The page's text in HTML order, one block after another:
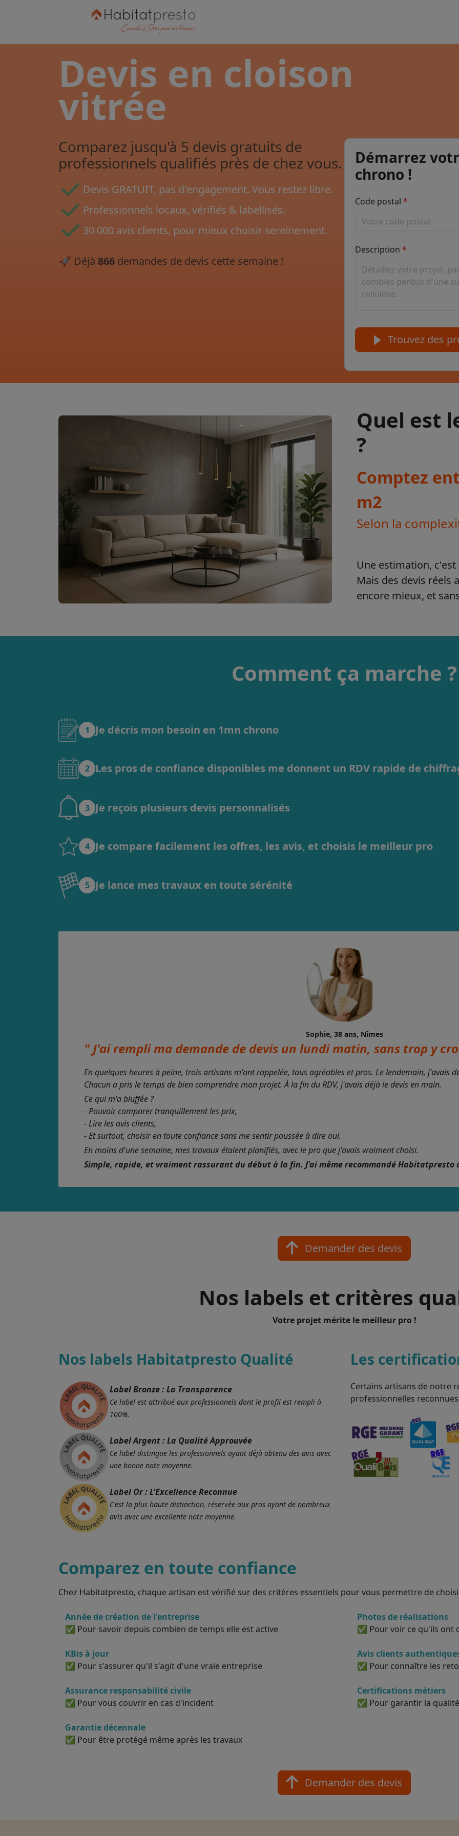
Devis en cloison
vitrée
Comparez jusqu'à 5 devis gratuits de
professionnels qualifiés près de chez vous.
Devis GRATUIT, pas d'engagement. Vous restez libre.
Professionnels locaux, vérifiés & labellisés.
30 000 avis clients, pour mieux choisir sereinement.
🚀 Déjà 866 demandes de devis cette semaine !
Démarrez
chrono !
Code postal
Description
Trouvez des
Quel est
?
Comptez
m2
Selon la
Une estimation, c'est
Mais des devis réels
encore mieux, et
Comment ça marche ?
1 Je décris mon besoin en 1mn chrono
2 Les pros de confiance disponibles me donnent un RDV rapide de
3 Je reçois plusieurs devis personnalisés
4 Je compare facilement les offres, les avis, et choisis le meilleur pro
5 Je lance mes travaux en toute sérénité
Sophie, 38 ans, Nîmes
" J'ai rempli ma demande de devis un lundi matin, sans trop y
En quelques heures à peine, trois artisans m'ont rappelée, tous agréables et pros. Le lendemain, j'avais
Chacun a pris le temps de bien comprendre mon projet. À la fin du RDV, j'avais déjà le devis en main.
Ce qui m'a bluffée ?
- Pouvoir comparer tranquillement les prix,
- Lire les avis clients,
- Et surtout, choisir en toute confiance sans me sentir poussée à dire oui.
En moins d'une semaine, mes travaux étaient planifiés, avec le pro que j'avais vraiment choisi.
Simple, rapide, et vraiment rassurant du début à la fin. J'ai même recommandé Habitatpresto
Demander des devis
Nos labels et critères
Votre projet mérite le meilleur pro !
Nos labels Habitatpresto Qualité
Label Bronze : La Transparence
Ce label est attribué aux professionnels dont le profil est rempli à
100%.
Label Argent : La Qualité Approuvée
Ce label distingue les professionnels ayant déjà obtenu des avis avec
une bonne note moyenne.
Label Or : L'Excellence Reconnue
C'est la plus haute distinction, réservée aux pros ayant de nombreux
avis avec une excellente note moyenne.
Les
Certains artisans de notre
professionnelles
Comparez en toute confiance
Chez Habitatpresto, chaque artisan est vérifié sur des critères essentiels pour vous permettre de
Année de création de l'entreprise
✅ Pour savoir depuis combien de temps elle est active
Photos de réalisations
✅ Pour voir ce qu'ils ont
KBis à jour
✅ Pour s'assurer qu'il s'agit d'une vraie entreprise
Avis clients
✅ Pour connaître les
Assurance responsabilité civile
✅ Pour vous couvrir en cas d'incident
Certifications métiers
✅ Pour garantir la
Garantie décennale
✅ Pour être protégé même après les travaux
Demander des devis